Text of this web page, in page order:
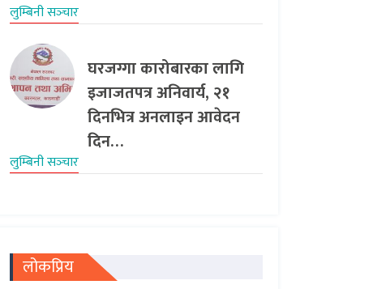
लुम्बिनी सञ्‍चार
घरजग्गा कारोबारका लागि
इजाजतपत्र अनिवार्य, २१
दिनभित्र अनलाइन आवेदन
दिन…
लुम्बिनी सञ्‍चार
लोकप्रिय